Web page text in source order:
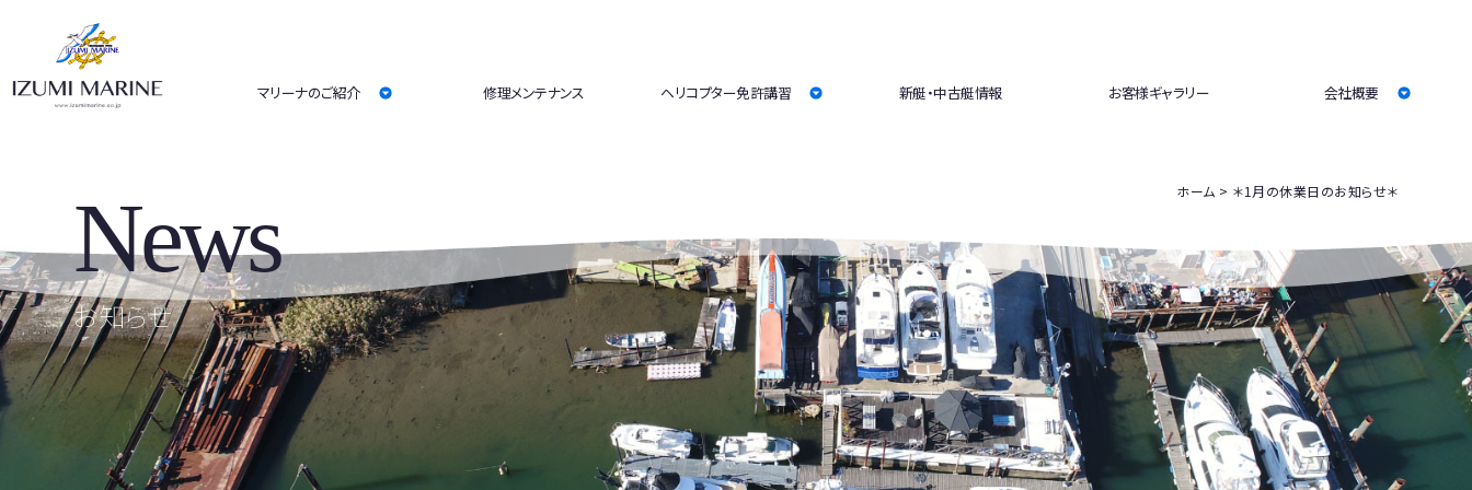
マリーナのご紹介 修理メンテナンス ヘリコプター免許講習 新艇・中古艇情報 お客様ギャラリー 会社概要
News
お知らせ
ホーム ＊1月の休業日のお知らせ＊